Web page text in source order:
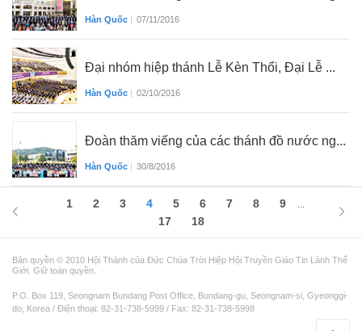
Hàn Quốc | 07/11/2016
Đại nhóm hiệp thánh Lễ Kèn Thổi, Đại Lễ ...
Hàn Quốc | 02/10/2016
Đoàn thăm viếng của các thánh đồ nước ng...
Hàn Quốc | 30/8/2016
1 2 3 4 5 6 7 8 9
17 18
Bản quyền © 2010 Hội Thánh của Đức Chúa Trời Hiệp Hội Truyền Giáo Tin Lành Thế
Giới. Giữ toàn quyền.
P.O. Box 119, Seongnam Bundang Post Office, Bundang-gu, Seongnam-si, Gyeonggi-
do, Korea / Điện thoại: 82-31-738-5999 / Fax: 82-31-738-5998